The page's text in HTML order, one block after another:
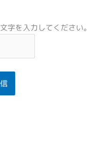
字を入力してください。